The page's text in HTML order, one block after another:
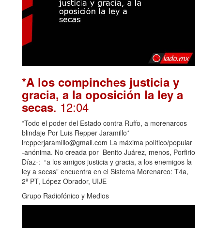
*A los compinches justicia y
gracia, a la oposición la ley a
secas. 12:04
*Todo el poder del Estado contra Ruffo, a morenarcos
blindaje Por Luis Repper Jaramillo*
lrepperjaramillo@gmail.com La máxima político/popular
-anónima. No creada por Benito Juárez, menos, Porfirio
Díaz-: “a los amigos justicia y gracia, a los enemigos la
ley a secas” encuentra en el Sistema Morenarco: T4a,
2º PT, López Obrador, UIJE
Grupo Radiofónico y Medios